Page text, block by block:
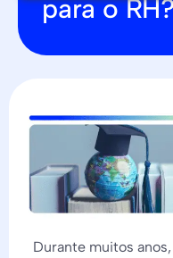
para o
Durante muitos